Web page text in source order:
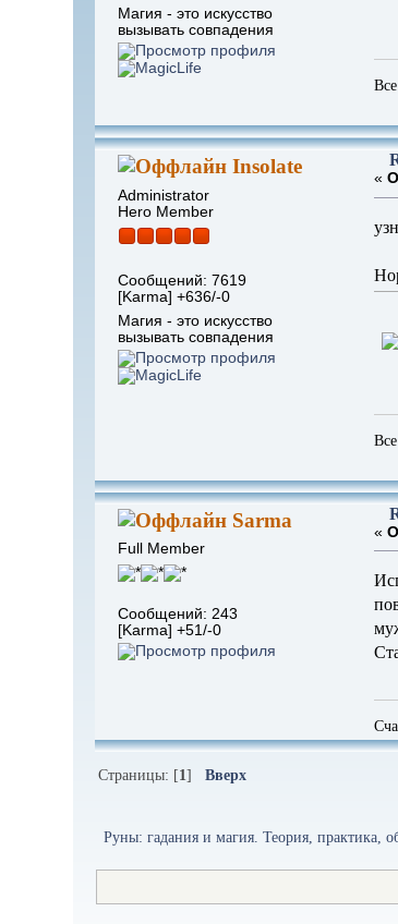
Магия - это искусство
вызывать совпадения
Insolate
Administrator
Hero Member
Сообщений: 7619
[Karma] +636/-0
Магия - это искусство
вызывать совпадения
«
Sarma
Full Member
Сообщений: 243
[Karma] +51/-0
«
Страницы: [1]Вверх
Руны: гадания и магия. Теория, практика,